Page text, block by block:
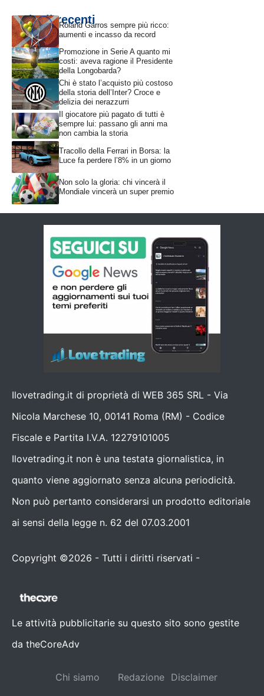
Articoli recentiRoland Garros sempre più ricco:
aumenti e incasso da record
Promozione in Serie A quanto mi
costi: aveva ragione il Presidente
della Longobarda?
Chi è stato l’acquisto più costoso
della storia dell’Inter? Croce e
delizia dei nerazzurri
Il giocatore più pagato di tutti è
sempre lui: passano gli anni ma
non cambia la storia
Tracollo della Ferrari in Borsa: la
Luce fa perdere l’8% in un giorno
Non solo la gloria: chi vincerà il
Mondiale vincerà un super premio
Ilovetrading.it di proprietà di WEB 365 SRL - Via
Nicola Marchese 10, 00141 Roma (RM) - Codice
Fiscale e Partita I.V.A. 12279101005
Ilovetrading.it non è una testata giornalistica, in
quanto viene aggiornato senza alcuna periodicità.
Non può pertanto considerarsi un prodotto editoriale
ai sensi della legge n. 62 del 07.03.2001
Copyright ©2026 - Tutti i diritti riservati -
Le attività pubblicitarie su questo sito sono gestite
da theCoreAdv
Chi siamo Redazione Disclaimer